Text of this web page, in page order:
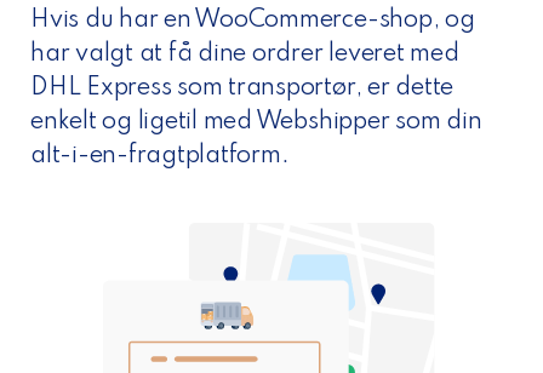
Hvis du har en WooCommerce-shop, og
har valgt at få dine ordrer leveret med
DHL Express som transportør, er dette
enkelt og ligetil med Webshipper som din
alt-i-en-fragtplatform.